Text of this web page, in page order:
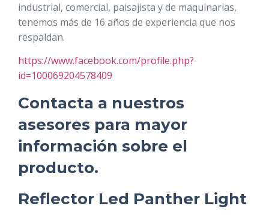
industrial, comercial, paisajista y de maquinarias,
tenemos más de 16 años de experiencia que nos
respaldan.
https://www.facebook.com/profile.php?
id=100069204578409
Contacta a nuestros
asesores para mayor
información sobre el
producto.
Reflector Led Panther Light